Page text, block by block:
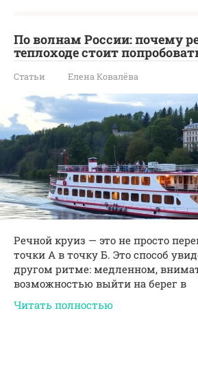
По волнам России: почему
теплоходе стоит
Статьи Елена Ковалёва
Речной круиз — это не просто
точки А в точку Б. Это способ
другом ритме: медленном,
возможностью выйти на берег в
Читать полностью